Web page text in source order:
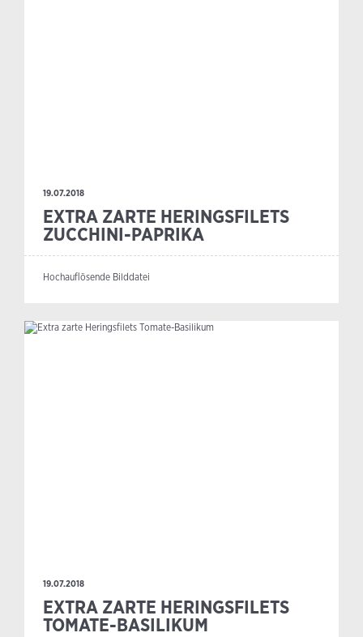
19.07.2018
EXTRA ZARTE HERINGSFILETS
ZUCCHINI-PAPRIKA
Hochauflösende Bilddatei
19.07.2018
EXTRA ZARTE HERINGSFILETS
TOMATE-BASILIKUM